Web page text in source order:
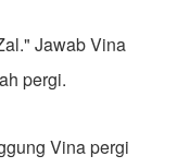
Jawab Vina
pergi.
Vina pergi